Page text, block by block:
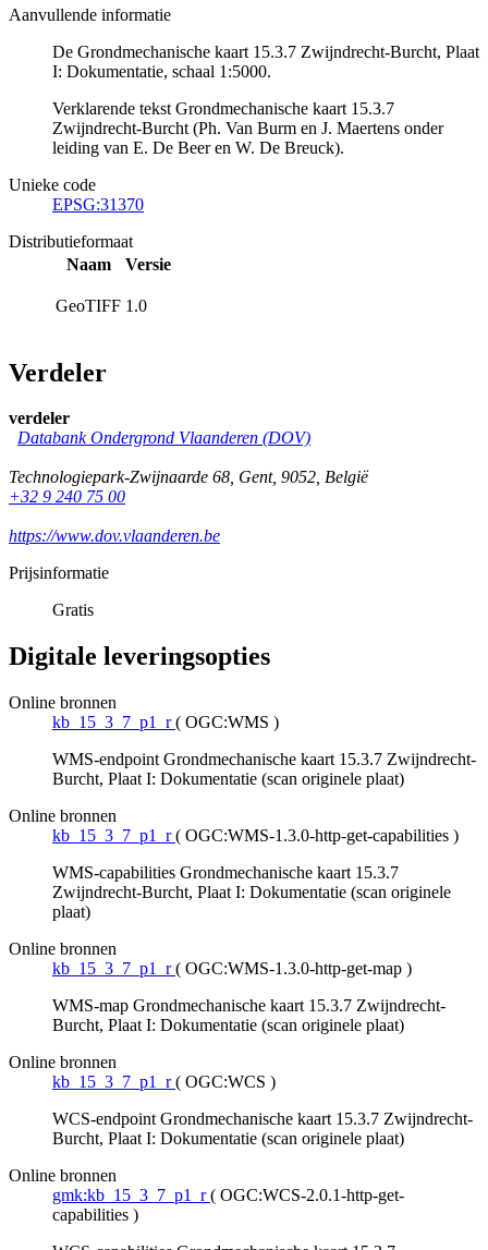
Aanvullende informatie
De Grondmechanische kaart 15.3.7 Zwijndrecht-Burcht, Plaat
I: Dokumentatie, schaal 1:5000.
Verklarende tekst Grondmechanische kaart 15.3.7
Zwijndrecht-Burcht (Ph. Van Burm en J. Maertens onder
leiding van E. De Beer en W. De Breuck).
Unieke code
EPSG:31370
Distributieformaat
Naam
Versie
GeoTIFF 1.0
Verdeler
verdeler
Databank Ondergrond Vlaanderen (DOV)
Technologiepark-Zwijnaarde 68, Gent, 9052, België
+32 9 240 75 00
https://www.dov.vlaanderen.be
Prijsinformatie
Gratis
Digitale leveringsopties
Online bronnen
kb_15_3_7_p1_r ( OGC:WMS )
WMS-endpoint Grondmechanische kaart 15.3.7 Zwijndrecht-
Burcht, Plaat I: Dokumentatie (scan originele plaat)
Online bronnen
kb_15_3_7_p1_r ( OGC:WMS-1.3.0-http-get-capabilities )
WMS-capabilities Grondmechanische kaart 15.3.7
Zwijndrecht-Burcht, Plaat I: Dokumentatie (scan originele
plaat)
Online bronnen
kb_15_3_7_p1_r ( OGC:WMS-1.3.0-http-get-map )
WMS-map Grondmechanische kaart 15.3.7 Zwijndrecht-
Burcht, Plaat I: Dokumentatie (scan originele plaat)
Online bronnen
kb_15_3_7_p1_r ( OGC:WCS )
WCS-endpoint Grondmechanische kaart 15.3.7 Zwijndrecht-
Burcht, Plaat I: Dokumentatie (scan originele plaat)
Online bronnen
gmk:kb_15_3_7_p1_r ( OGC:WCS-2.0.1-http-get-
capabilities )